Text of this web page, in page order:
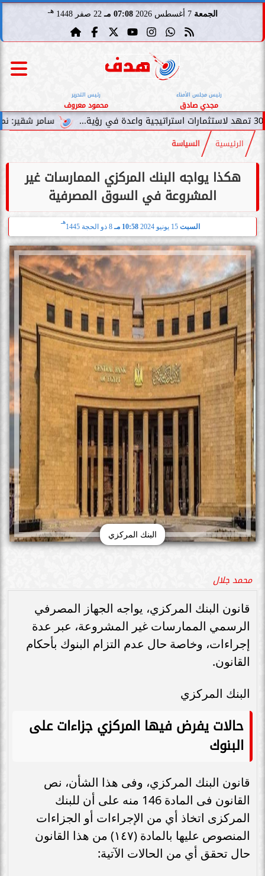
الجمعة 7 أغسطس 2026 07:08 مـ 22 صفر 1448 هـ
رئيس مجلس الأمناء
مجدي صادق
رئيس التحرير
محمود معروف
سامر شقير: نمو صناديق
الرئيسية السياسة
هكذا يواجه البنك المركزي الممارسات غير
المشروعة في السوق المصرفية
السبت 15 يونيو 2024 10:58 مـ 8 ذو الحجة 1445
هـ
البنك المركزي
محمد جلال
قانون البنك المركزي، يواجه الجهاز المصرفي
الرسمي الممارسات غير المشروعة، عبر عدة
إجراءات، وخاصة حال عدم التزام البنوك بأحكام
القانون.
البنك المركزي
حالات يفرض فيها المركزي جزاءات على
البنوك
قانون البنك المركزي، وفى هذا الشأن، نص
القانون فى المادة 146 منه على أن للبنك
المركزى اتخاذ أي من الإجراءات أو الجزاءات
المنصوص عليها بالمادة (١٤٧) من هذا القانون
حال تحقق أي من الحالات الآتية: